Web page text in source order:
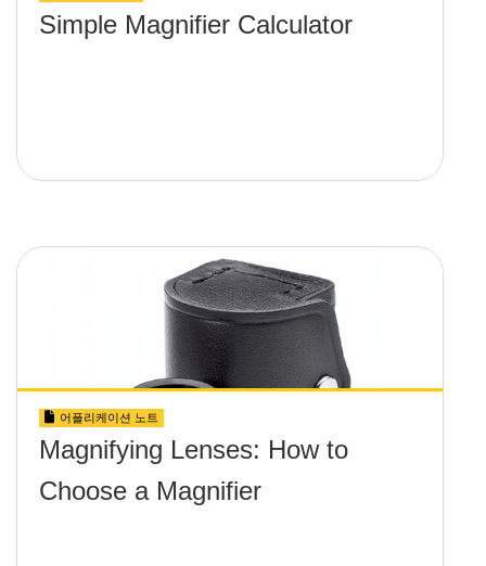
Simple Magnifier Calculator
어플리케이션 노트
Magnifying Lenses: How to
Choose a Magnifier